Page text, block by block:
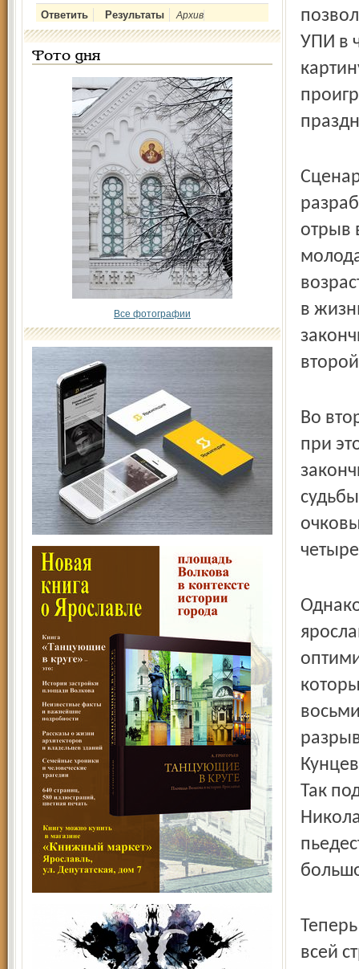
Архив
Фото дня
Все фотографии
УПИ в
отрыв
в
Во
при
Так
всей